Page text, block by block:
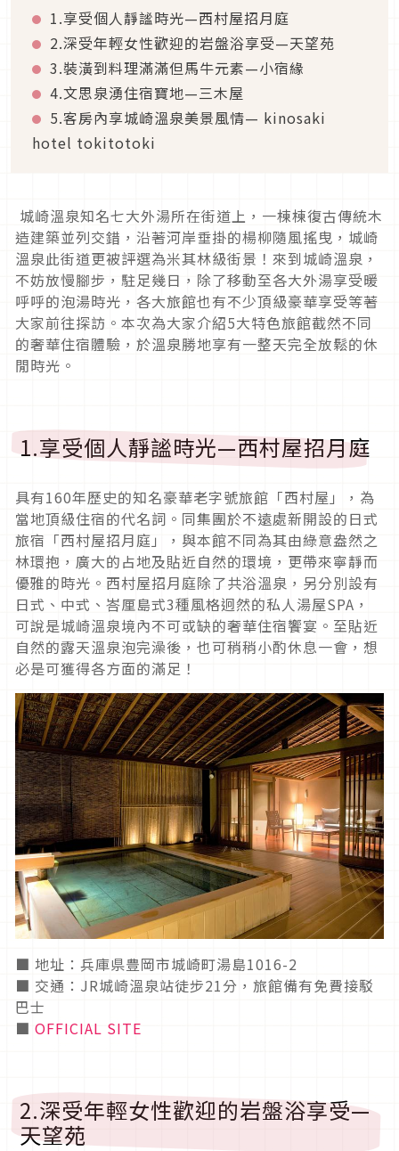
1.享受個人靜謐時光—西村屋招月庭
2.深受年輕女性歡迎的岩盤浴享受—天望苑
3.裝潢到料理滿滿但馬牛元素—小宿緣
4.文思泉湧住宿寶地—三木屋
5.客房內享城崎溫泉美景風情— kinosaki
hotel tokitotoki
城崎溫泉知名七大外湯所在街道上，一棟棟復古傳統木
造建築並列交錯，沿著河岸垂掛的楊柳隨風搖曳，城崎
溫泉此街道更被評選為米其林級街景！來到城崎溫泉，
不妨放慢腳步，駐足幾日，除了移動至各大外湯享受暖
呼呼的泡湯時光，各大旅館也有不少頂級豪華享受等著
大家前往探訪。本次為大家介紹5大特色旅館截然不同
的奢華住宿體驗，於溫泉勝地享有一整天完全放鬆的休
閒時光。
1.享受個人靜謐時光—西村屋招月庭
具有160年歷史的知名豪華老字號旅館「西村屋」，為
當地頂級住宿的代名詞。同集團於不遠處新開設的日式
旅宿「西村屋招月庭」，與本館不同為其由綠意盎然之
林環抱，廣大的占地及貼近自然的環境，更帶來寧靜而
優雅的時光。西村屋招月庭除了共浴溫泉，另分別設有
日式、中式、峇厘島式3種風格迥然的私人湯屋SPA，
可說是城崎溫泉境內不可或缺的奢華住宿饗宴。至貼近
自然的露天溫泉泡完澡後，也可稍稍小酌休息一會，想
必是可獲得各方面的滿足！
■ 地址：兵庫県豊岡市城崎町湯島1016-2
■ 交通：JR城崎溫泉站徒步21分，旅館備有免費接駁
巴士
■ OFFICIAL SITE
2.深受年輕女性歡迎的岩盤浴享受—
天望苑